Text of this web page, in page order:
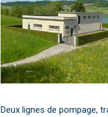
Deux lignes de pompage,